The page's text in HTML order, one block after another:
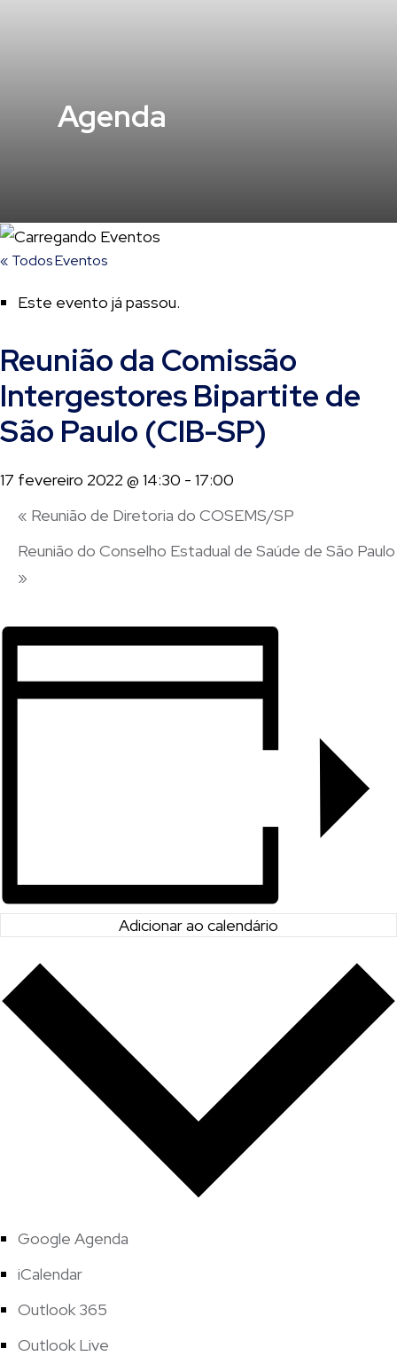
Agenda
« Todos Eventos
Este evento já passou.
Reunião da Comissão
Intergestores Bipartite de
São Paulo (CIB-SP)
17 fevereiro 2022 @ 14:30 - 17:00
« Reunião de Diretoria do COSEMS/SP
Reunião do Conselho Estadual de Saúde de São Paulo
»
Adicionar ao calendário
Google Agenda
iCalendar
Outlook 365
Outlook Live